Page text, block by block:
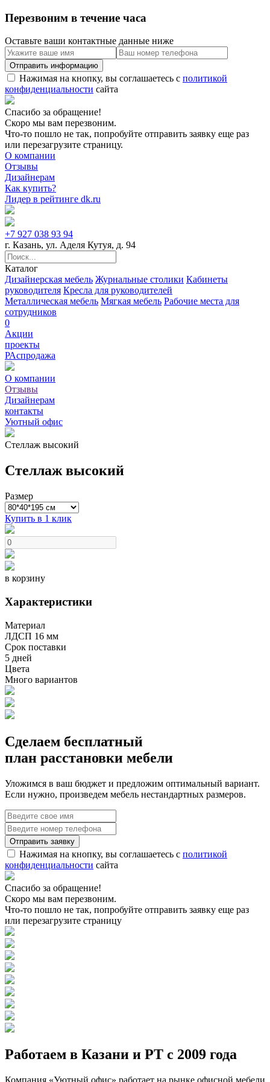
Перезвоним в течение часа
Оставьте ваши контактные данные ниже
Нажимая на кнопку, вы соглашаетесь с политикой
конфиденциальности сайта
Спасибо за обращение!
Скоро мы вам перезвоним.
Что-то пошло не так, попробуйте отправить заявку еще раз
или перезагрузите страницу.
О компании
Отзывы
Дизайнерам
Как купить?
Лидер в рейтинге dk.ru
+7 927 038 93 94
г. Казань, ул. Аделя Кутуя, д. 94
Каталог
Дизайнерская мебель Журнальные столики Кабинеты
руководителя Кресла для руководителей
Металлическая мебель Мягкая мебель Рабочие места для
сотрудников
0
Акции
проекты
РАспродажа
О компании
Отзывы
Дизайнерам
контакты
Уютный офис
Стеллаж высокий
Стеллаж высокий
Размер
Купить в 1 клик
в корзину
Характеристики
Материал
ЛДСП 16 мм
Срок поставки
5 дней
Цвета
Много вариантов
Сделаем бесплатный
план расстановки мебели
Уложимся в ваш бюджет и предложим оптимальный вариант.
Если нужно, произведем мебель нестандартных размеров.
Нажимая на кнопку, вы соглашаетесь с политикой
конфиденциальности сайта
Спасибо за обращение!
Скоро мы вам перезвоним.
Что-то пошло не так, попробуйте отправить заявку еще раз
или перезагрузите страницу
Работаем в Казани и РТ с 2009 года